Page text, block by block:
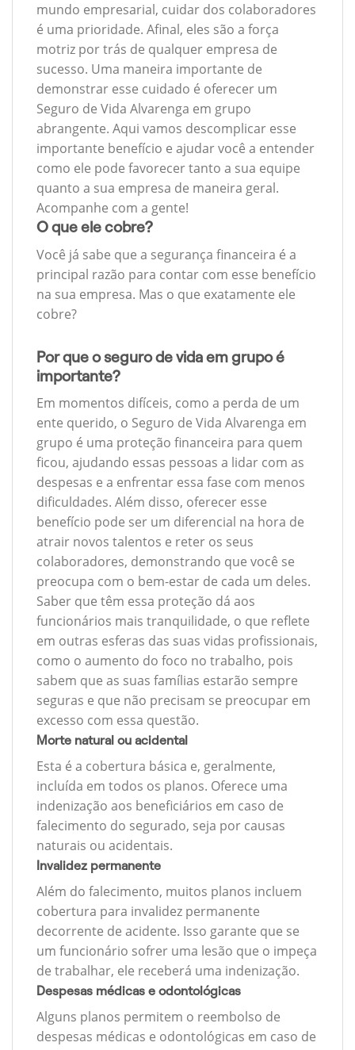
mundo empresarial, cuidar dos colaboradores
é uma prioridade. Afinal, eles são a força
motriz por trás de qualquer empresa de
sucesso. Uma maneira importante de
demonstrar esse cuidado é oferecer um
Seguro de Vida Alvarenga em grupo
abrangente. Aqui vamos descomplicar esse
importante benefício e ajudar você a entender
como ele pode favorecer tanto a sua equipe
quanto a sua empresa de maneira geral.
Acompanhe com a gente!
O que ele cobre?
Você já sabe que a segurança financeira é a
principal razão para contar com esse benefício
na sua empresa. Mas o que exatamente ele
cobre?
Por que o seguro de vida em grupo é
importante?
Em momentos difíceis, como a perda de um
ente querido, o Seguro de Vida Alvarenga em
grupo é uma proteção financeira para quem
ficou, ajudando essas pessoas a lidar com as
despesas e a enfrentar essa fase com menos
dificuldades. Além disso, oferecer esse
benefício pode ser um diferencial na hora de
atrair novos talentos e reter os seus
colaboradores, demonstrando que você se
preocupa com o bem-estar de cada um deles.
Saber que têm essa proteção dá aos
funcionários mais tranquilidade, o que reflete
em outras esferas das suas vidas profissionais,
como o aumento do foco no trabalho, pois
sabem que as suas famílias estarão sempre
seguras e que não precisam se preocupar em
excesso com essa questão.
Morte natural ou acidental
Esta é a cobertura básica e, geralmente,
incluída em todos os planos. Oferece uma
indenização aos beneficiários em caso de
falecimento do segurado, seja por causas
naturais ou acidentais.
Invalidez permanente
Além do falecimento, muitos planos incluem
cobertura para invalidez permanente
decorrente de acidente. Isso garante que se
um funcionário sofrer uma lesão que o impeça
de trabalhar, ele receberá uma indenização.
Despesas médicas e odontológicas
Alguns planos permitem o reembolso de
despesas médicas e odontológicas em caso de